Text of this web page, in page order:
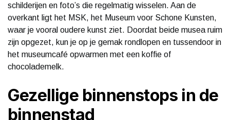
schilderijen en foto’s die regelmatig wisselen. Aan de
overkant ligt het MSK, het Museum voor Schone Kunsten,
waar je vooral oudere kunst ziet. Doordat beide musea ruim
zijn opgezet, kun je op je gemak rondlopen en tussendoor in
het museumcafé opwarmen met een koffie of
chocolademelk.
Gezellige binnenstops in de
binnenstad